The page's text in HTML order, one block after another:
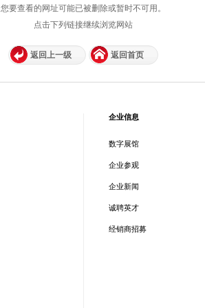
您要查看的网址可能已被删除或暂时不可用。
点击下列链接继续浏览网站
返回上一级 返回首页
企业信息
数字展馆
企业参观
企业新闻
诚聘英才
经销商招募